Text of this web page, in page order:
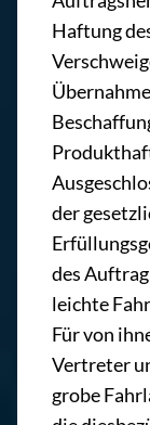
Haftung
der
des
leichte
Für von
Vertreter
grobe